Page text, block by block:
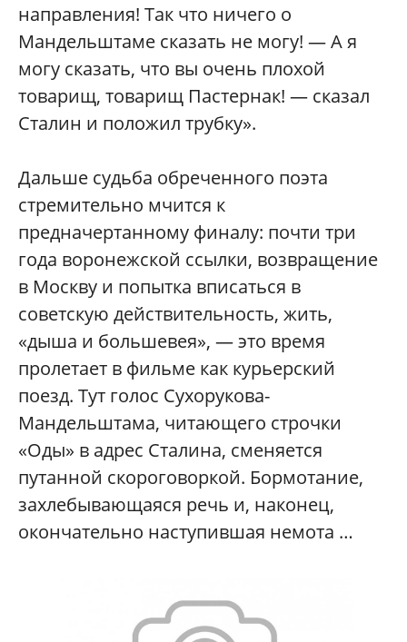
направления! Так что ничего о
Мандельштаме сказать не могу! — А я
могу сказать, что вы очень плохой
товарищ, товарищ Пастернак! — сказал
Сталин и положил трубку».
Дальше судьба обреченного поэта
стремительно мчится к
предначертанному финалу: почти три
года воронежской ссылки, возвращение
в Москву и попытка вписаться в
советскую действительность, жить,
«дыша и большевея», — это время
пролетает в фильме как курьерский
поезд. Тут голос Сухорукова-
Мандельштама, читающего строчки
«Оды» в адрес Сталина, сменяется
путанной скороговоркой. Бормотание,
захлебывающаяся речь и, наконец,
окончательно наступившая немота …